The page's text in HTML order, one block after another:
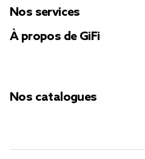
Nos services
À propos de GiFi
Nos catalogues